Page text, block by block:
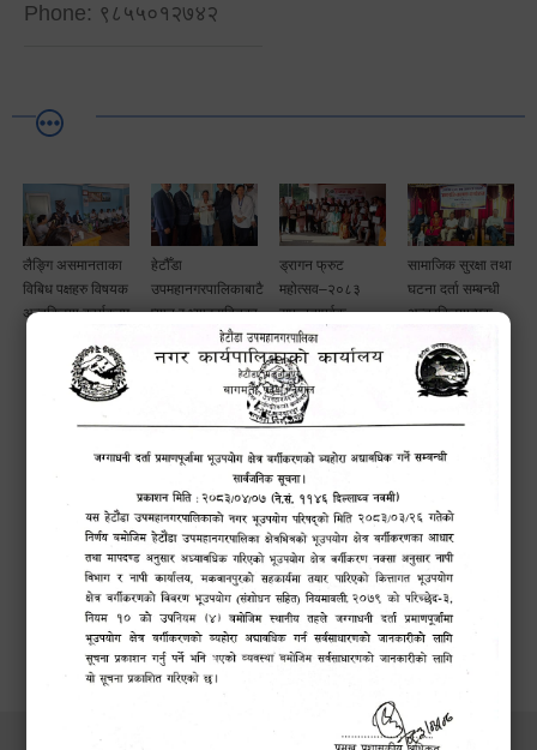
Phone: ९८५५०१२७४२
लैङ्गि असमानताका
विबिध पक्षहरु विषयक
अन्तक्रिया कार्यक्रम
हेटौँडा
उपमहानगरपालिकाबाटै
प्यान र भ्याटसहितका
कर सेवा सम्बन्धी
सूचना
ड्रागन फ्रुट
महोत्सव–२०८३
सफलतापूर्वक
सम्पन्न!
सामाजिक सुरक्षा तथा
घटना दर्ता सम्बन्धी
अन्तरक्रियात्मक